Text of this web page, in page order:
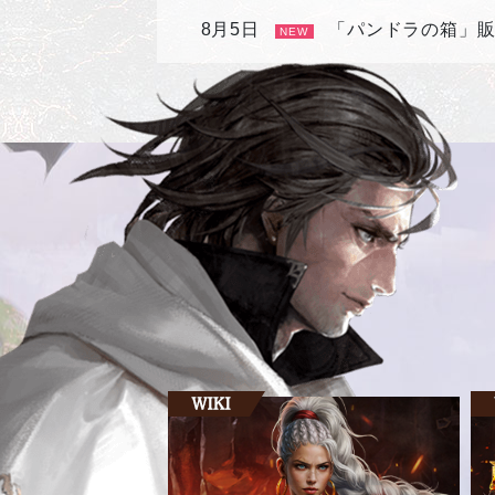
8月5日 NEW 「パンドラの箱」